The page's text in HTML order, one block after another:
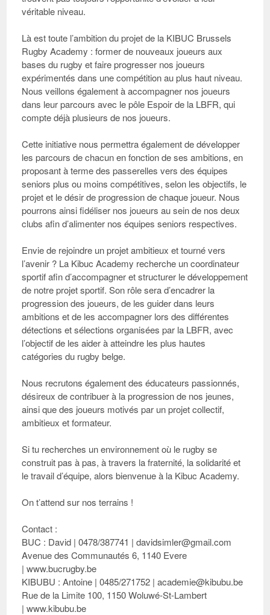
véritable niveau.
Là est toute l’ambition du projetde la KIBUC Brussels
Rugby Academy : former de nouveaux joueurs aux
bases du rugby et faire progresser nos joueurs
expérimentés dans une compétition au plus haut niveau.
Nous veillons également à accompagner nos joueurs
dans leur parcours avec le pôle Espoir de la LBFR, qui
compte déjà plusieurs de nos joueurs.
Cette initiative nous permettra également de développer
les parcours de chacun en fonction de ses ambitions, en
proposant à terme des passerelles vers des équipes
seniors plus ou moins compétitives, selon les objectifs, le
projet et le désir de progression de chaque joueur. Nous
pourrons ainsi fidéliser nos joueurs au sein de nos deux
clubs afin d’alimenter nos équipes seniors respectives.
Envie de rejoindre un projet ambitieux et tourné vers
l’avenir ? La Kibuc Academy recherche un coordinateur
sportif afin d’accompagner et structurer le développement
de notre projet sportif. Son rôle sera d’encadrer la
progression des joueurs, de les guider dans leurs
ambitions et de les accompagner lors des différentes
détections et sélections organisées par la LBFR, avec
l’objectif de les aider à atteindre les plus hautes
catégories du rugby belge.
Nous recrutons également des éducateurs passionnés,
désireux de contribuer à la progression de nos jeunes,
ainsi que des joueurs motivés par un projet collectif,
ambitieux et formateur.
Si tu recherches un environnement où le rugby se
construit pas à pas, à travers la fraternité, la solidarité et
le travail d’équipe, alors bienvenue à la Kibuc Academy.
On t’attend sur nos terrains !
Contact :
BUC : David | 0478/387741 | davidsimler@gmail.com
Avenue des Communautés 6, 1140 Evere
|www.bucrugby.be
KIBUBU : Antoine | 0485/271752 | academie@kibubu.be
Rue de la Limite 100, 1150 Woluwé-St-Lambert
|www.kibubu.be